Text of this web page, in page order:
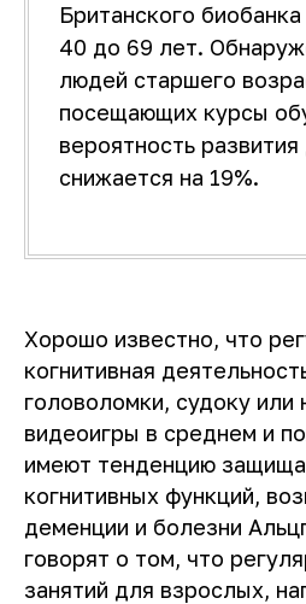
Британского
40 до 69 лет.
людей старшего
посещающих курсы
вероятность
снижается на 19%.
Хорошо известно, что
когнитивная
головоломки, судоку или
видеоигры в среднем и
имеют тенденцию
когнитивных функций,
деменции и болезни
говорят о том, что
занятий для взрослых,